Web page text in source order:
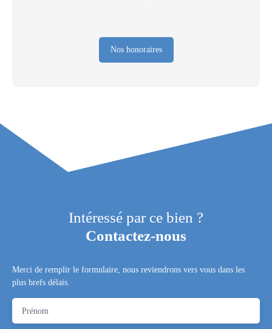
Nos honoraires
Intéressé par ce bien ?
Contactez-nous
Merci de remplir le formulaire, nous reviendrons vers vous dans les
plus brefs délais.
Prénom